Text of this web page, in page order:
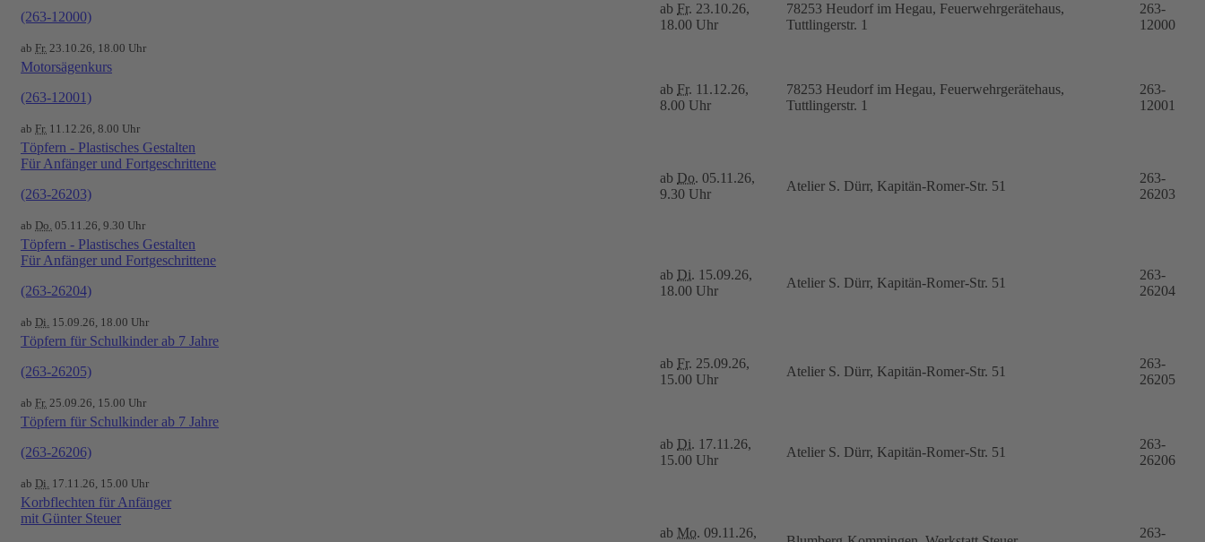
(263-12000)
ab Fr. 23.10.26, 18.00 Uhr
ab Fr. 23.10.26,
18.00 Uhr
78253 Heudorf im Hegau, Feuerwehrgerätehaus,
Tuttlingerstr. 1
263-
12000
Motorsägenkurs
(263-12001)
ab Fr. 11.12.26, 8.00 Uhr
ab Fr. 11.12.26,
8.00 Uhr
78253 Heudorf im Hegau, Feuerwehrgerätehaus,
Tuttlingerstr. 1
263-
12001
Töpfern - Plastisches Gestalten
Für Anfänger und Fortgeschrittene
(263-26203)
ab Do. 05.11.26, 9.30 Uhr
ab Do. 05.11.26,
9.30 Uhr
Atelier S. Dürr, Kapitän-Romer-Str. 51
263-
26203
Töpfern - Plastisches Gestalten
Für Anfänger und Fortgeschrittene
(263-26204)
ab Di. 15.09.26, 18.00 Uhr
ab Di. 15.09.26,
18.00 Uhr
Atelier S. Dürr, Kapitän-Romer-Str. 51
263-
26204
Töpfern für Schulkinder ab 7 Jahre
(263-26205)
ab Fr. 25.09.26, 15.00 Uhr
ab Fr. 25.09.26,
15.00 Uhr
Atelier S. Dürr, Kapitän-Romer-Str. 51
263-
26205
Töpfern für Schulkinder ab 7 Jahre
(263-26206)
ab Di. 17.11.26, 15.00 Uhr
ab Di. 17.11.26,
15.00 Uhr
Atelier S. Dürr, Kapitän-Romer-Str. 51
263-
26206
Korbflechten für Anfänger
mit Günter Steuer
ab Mo. 09.11.26,
263-